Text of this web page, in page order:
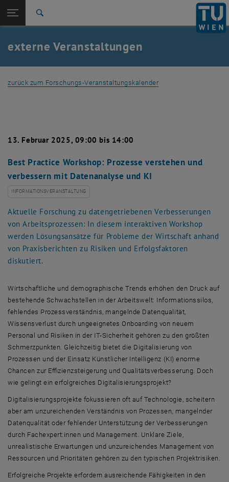
TU Login
Quicklinks
Quicklinks-Menü umschalten
Studium
Karriere
Zurück zur letzten Ebene:
externe Veranstaltungen
zurück zum Forschungs-Veranstaltungskalender
13. Februar 2025, 09:00 bis 14:00
Best Practice Workshop: Prozesse verstehen und
verbessern mit Datenanalyse und KI
INFORMATIONSVERANSTALTUNG
Aktuelle Forschung zu datengetriebenen Verbesserungen
von Arbeitsprozessen: In diesem interaktiven Workshop
werden Lösungsansätze für Probleme der Wirtschaft anhand
von Praxisberichten zu Risiken und Erfolgsfaktoren
diskutiert.
Wirtschaftliche und demographische Trends erhöhen den Druck auf
bestehende Schwachstellen in der Arbeitswelt: Informationssilos,
fehlendes Prozessverständnis, mangelnde Datenqualität,
Wissensverlust durch ungeeignetes Onboarding von neuem
Personal und Risiken in der IT-Sicherheit gehören zu den größten
Schmerzpunkten. Gleichzeitig bietet die Digitalisierung von
Prozessen und der Einsatz Künstlicher Intelligenz (KI) enorme
Chancen zur Effizienzsteigerung und Qualitätsverbesserung. Doch
wie gelingt ein erfolgreiches Digitalisierungsprojekt?
Digitalisierungsprojekte fokussieren oft auf Technologie, scheitern
aber am unzureichenden Verständnis von Prozessen, mangelnder
Datenqualität oder fehlender Unterstützung der Verbesserungen
durch Fachexpert:innen und Management. Unklare Ziele,
unrealistische Erwartungen und unzureichendes Management von
Ressourcen und Prioritäten gehören zu den typischen Projektrisiken.
Erfolgreiche Projekte erfordern ausreichende Fähigkeiten in den